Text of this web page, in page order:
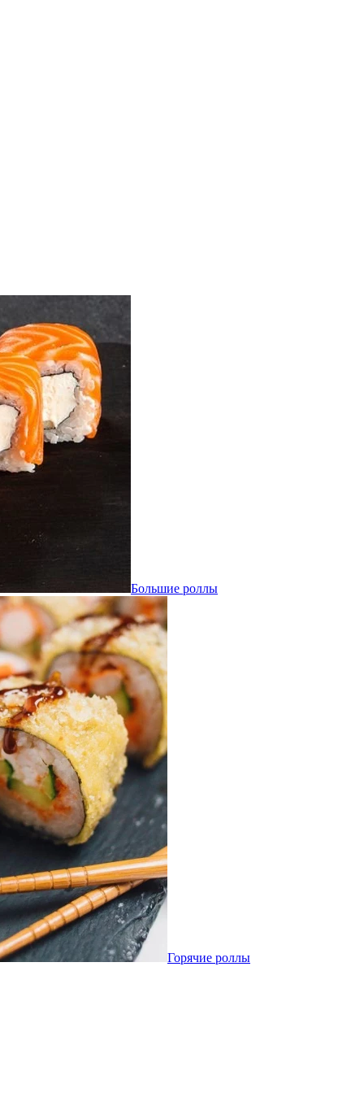
Большие роллы
Горячие роллы